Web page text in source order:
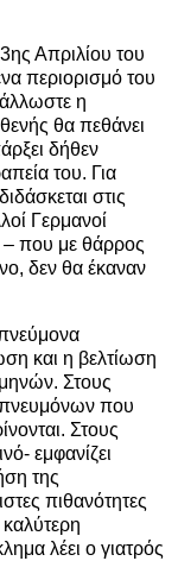
Απριλίου του
περιορισμό του
άλλωστε η
θα πεθάνει
δήθεν
του. Για
στις
Γερμανοί
που με θάρρος
δεν θα έκαναν
και η βελτίωση
Στους
πνευμόνων που
Στους
εμφανίζει
της
πιθανότητες
καλύτερη
λέει ο γιατρός